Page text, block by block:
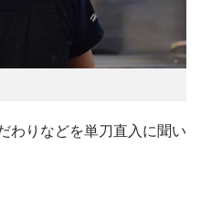
わりなどを単刀直入に聞い